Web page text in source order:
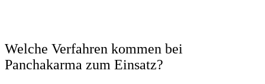
Welche Verfahren kommen bei
Panchakarma zum Einsatz?